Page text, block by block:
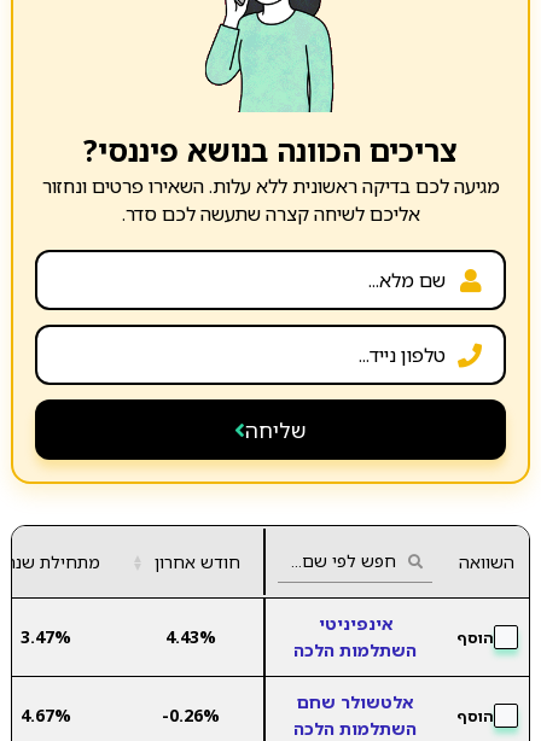
צריכים הכוונה בנושא פיננסי?
מגיעה לכם בדיקה ראשונית ללא עלות. השאירו פרטים ונחזור
אליכם לשיחה קצרה שתעשה לכם סדר.
שליחה
השוואה חודש אחרון ▲
▼ מתחילת שנה
הוסף
אינפיניטי
השתלמות הלכה
4.43%
3.47%
הוסף
אלטשולר שחם
השתלמות הלכה
-0.26%
4.67%